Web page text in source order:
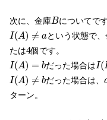
次に、金庫B
Bについてです
I(A) ≠ a
I(A)≠ a という状態で
たは4
4個です。
I(A) = b
I(A)= だった場合はI(
I(
I(A) ≠ b
I(A)≠ b だった場合は、
ターン。